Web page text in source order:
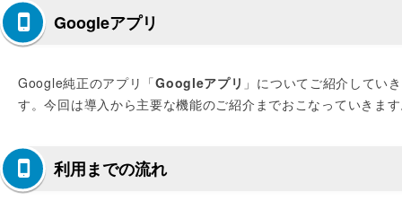
Googleアプリ
Google純正のアプリ「Googleアプリ 」についてご紹介してい
す。今回は導入から主要な機能のご紹介までおこなっていきま
利用までの流れ